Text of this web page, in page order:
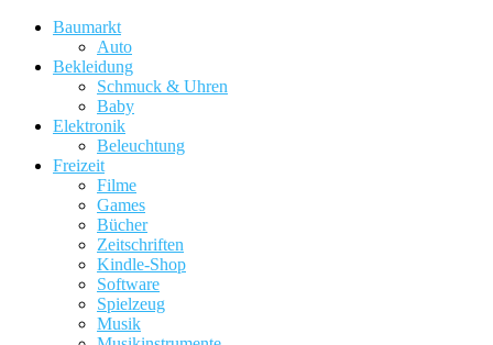
Baumarkt
Auto
Bekleidung
Schmuck & Uhren
Baby
Elektronik
Beleuchtung
Freizeit
Filme
Games
Bücher
Zeitschriften
Kindle-Shop
Software
Spielzeug
Musik